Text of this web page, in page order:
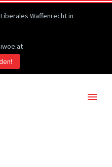
Waffenrecht in